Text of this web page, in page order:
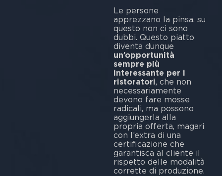
Le persone
apprezzano la pinsa, su
questo non ci sono
dubbi. Questo piatto
diventa dunque
un’opportunità
sempre più
interessante per i
ristoratori, che non
necessariamente
devono fare mosse
radicali, ma possono
aggiungerla alla
propria offerta, magari
con l’extra di una
certificazione che
garantisca al cliente il
rispetto delle modalità
corrette di produzione.